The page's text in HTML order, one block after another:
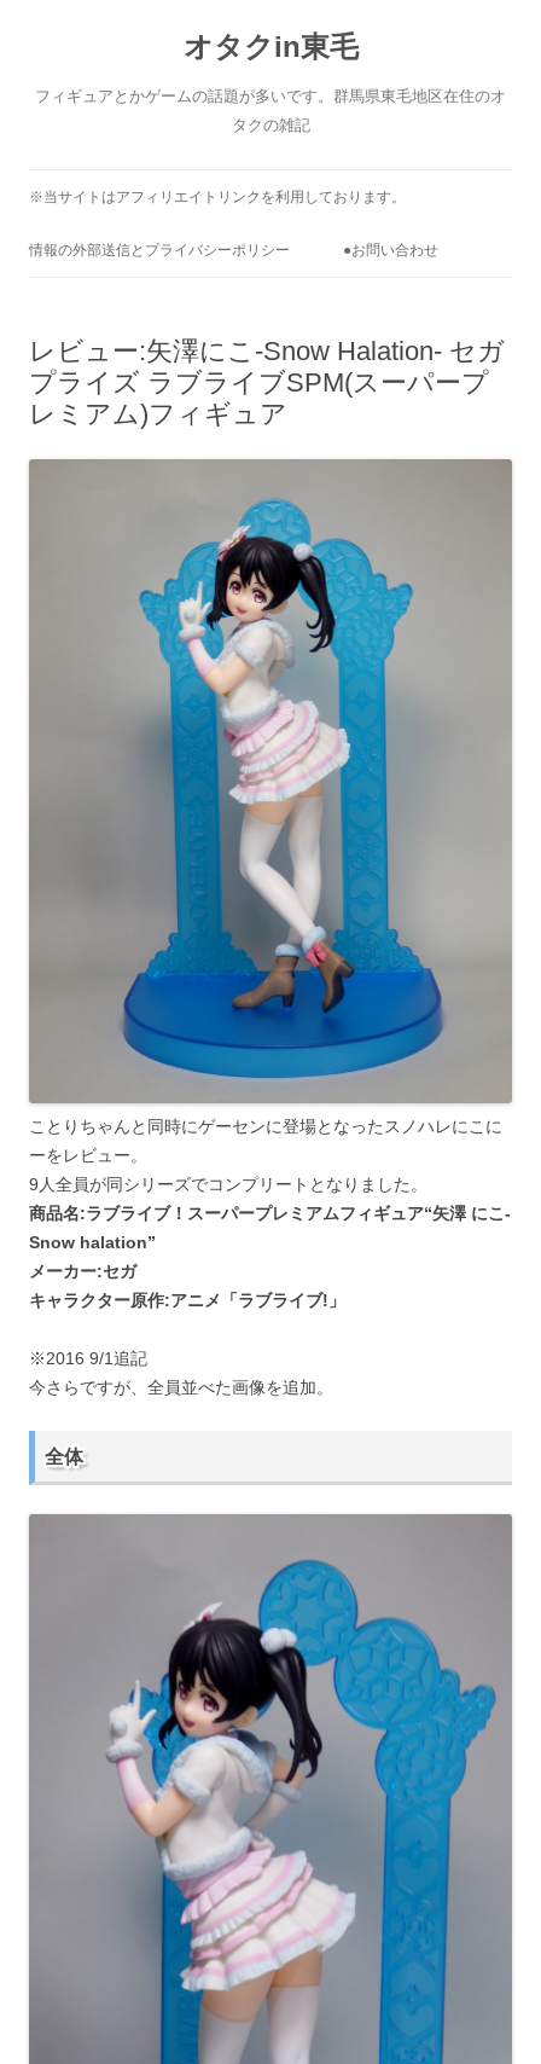
へ
ス
オタクin東毛
フィギュアとかゲームの話題が多いです。群馬県東毛地区在住のオ
タクの雑記
※当サイトはアフィリエイトリンクを利用しております。
情報の外部送信とプライバシーポリシー ●お問い合わせ
レビュー:矢澤にこ-Snow Halation- セガ
プライズ ラブライブSPM(スーパープ
レミアム)フィギュア
ことりちゃんと同時にゲーセンに登場となったスノハレにこに
ーをレビュー。
9人全員が同シリーズでコンプリートとなりました。
商品名:ラブライブ！スーパープレミアムフィギュア“矢澤 にこ‐
Snow halation”
メーカー:セガ
キャラクター原作:アニメ「ラブライブ!」
※2016 9/1追記
今さらですが、全員並べた画像を追加。
全体